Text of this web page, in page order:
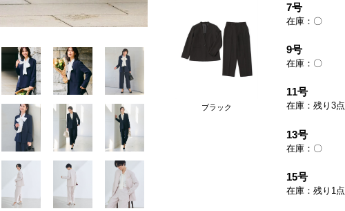
ブラック
7号
在庫：〇
9号
在庫：〇
11号
在庫：残り3点
13号
在庫：〇
15号
在庫：残り1点